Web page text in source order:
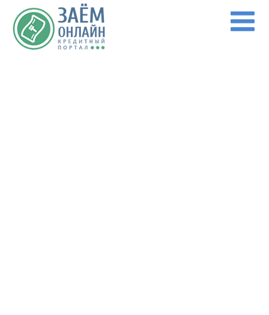
Перейти к основному содержанию